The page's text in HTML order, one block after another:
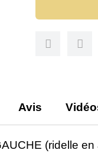
Avis
(ridelle en